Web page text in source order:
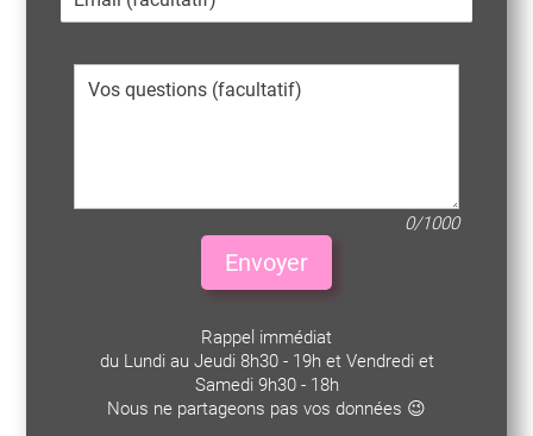
0/1000
Envoyer
Rappel immédiat
du Lundi au Jeudi 8h30 - 19h et Vendredi et
Samedi 9h30 - 18h
Nous ne partageons pas vos données 😉